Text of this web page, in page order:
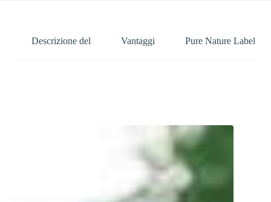
Descrizione del Vantaggi Pure Nature Label